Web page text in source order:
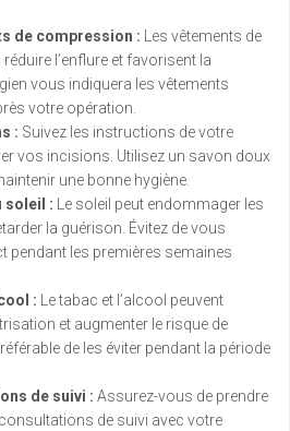
de compression : Les vêtements de
l’enflure et favorisent la
vous indiquera les vêtements
votre opération.
: Suivez les instructions de votre
vos incisions. Utilisez un savon doux
une bonne hygiène.
soleil : Le soleil peut endommager les
la guérison. Évitez de vous
pendant les premières semaines
: Le tabac et l’alcool peuvent
et augmenter le risque de
de les éviter pendant la période
de suivi : Assurez-vous de prendre
de suivi avec votre